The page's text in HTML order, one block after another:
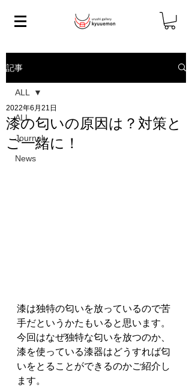
記事
ALL
Journal
News
ALL
漆の匂いの原因は？対策と
ご一緒に！
2022年6月21日
漆は独特の匂いを放っているので苦
手だというかたもいると思います。
今回はなぜ独特な匂いを放つのか、
漆を使っている漆器はどうすれば匂
いをとることができるのかご紹介し
ます。